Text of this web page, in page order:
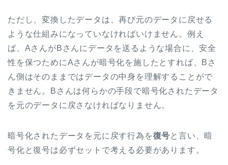
ただし、変換したデータは、再び元のデータに戻せる
ような仕組みになっていなければいけません。例え
ば、AさんがBさんにデータを送るような場合に、安全
性を保つためにAさんが暗号化を施したとすれば、Bさ
ん側はそのままではデータの中身を理解することがで
きません。Bさんは何らかの手段で暗号化されたデータ
を元のデータに戻さなければなりません。
暗号化されたデータを元に戻す行為を復号 と言い、暗
号化と復号は必ずセットで考える必要があります。